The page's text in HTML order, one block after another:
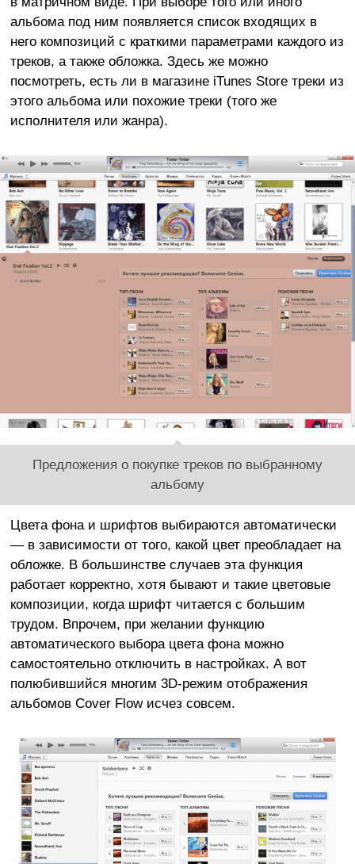
альбома под ним появляется список входящих в
него композиций с краткими параметрами каждого из
треков, а также обложка. Здесь же можно
посмотреть, есть ли в магазине iTunes Store треки из
этого альбома или похожие треки (того же
исполнителя или жанра).
Предложения о покупке треков по выбранному
альбому
Цвета фона и шрифтов выбираются автоматически
— в зависимости от того, какой цвет преобладает на
обложке. В большинстве случаев эта функция
работает корректно, хотя бывают и такие цветовые
композиции, когда шрифт читается с большим
трудом. Впрочем, при желании функцию
автоматического выбора цвета фона можно
самостоятельно отключить в настройках. А вот
полюбившийся многим 3D-режим отображения
альбомов Cover Flow исчез совсем.